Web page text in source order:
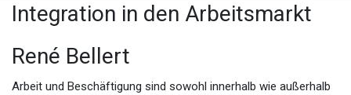
Integration in den Arbeitsmarkt
René Bellert
Arbeit und Beschäftigung sind sowohl innerhalb wie außerhalb